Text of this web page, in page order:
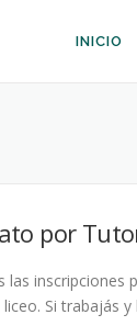
INICIO
por
las inscripciones
Si trabajás